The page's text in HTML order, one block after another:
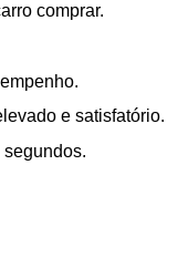
comprar.
e satisfatório.
segundos.